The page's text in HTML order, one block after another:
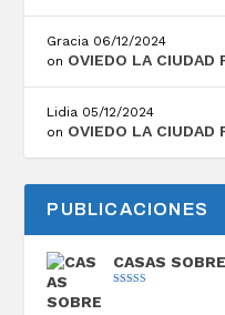
Gracia 06/12/2024
on OVIEDO LA CIUDAD
Lidia 05/12/2024
on OVIEDO LA CIUDAD
PUBLICACIONES
CASAS